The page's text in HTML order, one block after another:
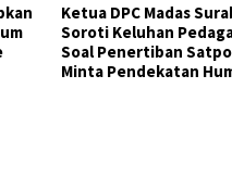
DPC Madas Surabaya
Keluhan Pedagang
Satpol PP,
Pendekatan Humanis
dan